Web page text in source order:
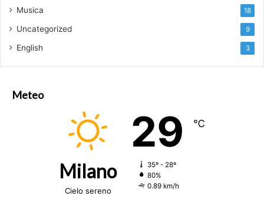
Musica 18
Uncategorized 9
English 3
Meteo
Milano
Cielo sereno
29 ℃
35º - 28º
80%
0.89 km/h